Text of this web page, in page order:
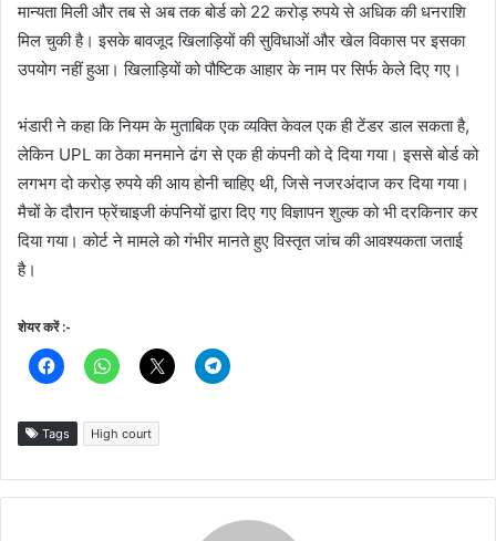
मान्यता मिली और तब से अब तक बोर्ड को 22 करोड़ रुपये से अधिक की धनराशि
मिल चुकी है। इसके बावजूद खिलाड़ियों की सुविधाओं और खेल विकास पर इसका
उपयोग नहीं हुआ। खिलाड़ियों को पौष्टिक आहार के नाम पर सिर्फ केले दिए गए।
भंडारी ने कहा कि नियम के मुताबिक एक व्यक्ति केवल एक ही टेंडर डाल सकता है,
लेकिन UPL का ठेका मनमाने ढंग से एक ही कंपनी को दे दिया गया। इससे बोर्ड को
लगभग दो करोड़ रुपये की आय होनी चाहिए थी, जिसे नजरअंदाज कर दिया गया।
मैचों के दौरान फ्रेंचाइजी कंपनियों द्वारा दिए गए विज्ञापन शुल्क को भी दरकिनार कर
दिया गया। कोर्ट ने मामले को गंभीर मानते हुए विस्तृत जांच की आवश्यकता जताई
है।
शेयर करें :-
Tags High court